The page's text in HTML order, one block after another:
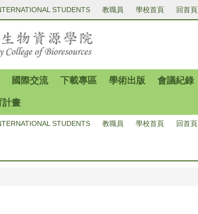
STUDENTS 教職員 學校首頁 回首頁
國際交流 下載專區 學術出版 會議紀錄
計畫
STUDENTS 教職員 學校首頁 回首頁